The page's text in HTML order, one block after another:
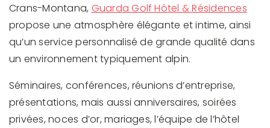
Crans-Montana, Guarda Golf Hôtel & Résidences
propose une atmosphère élégante et intime, ainsi
qu’un service personnalisé de grande qualité dans
un environnement typiquement alpin.
Séminaires, conférences, réunions d’entreprise,
présentations, mais aussi anniversaires, soirées
privées, noces d’or, mariages, l’équipe de l’hôtel